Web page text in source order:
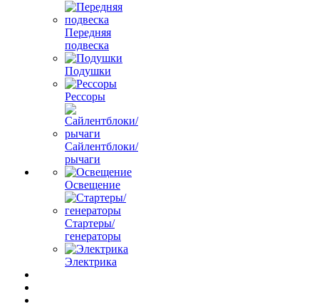
Передняя
подвеска
Подушки
Рессоры
Сайлентблоки/
рычаги
Освещение
Стартеры/
генераторы
Электрика